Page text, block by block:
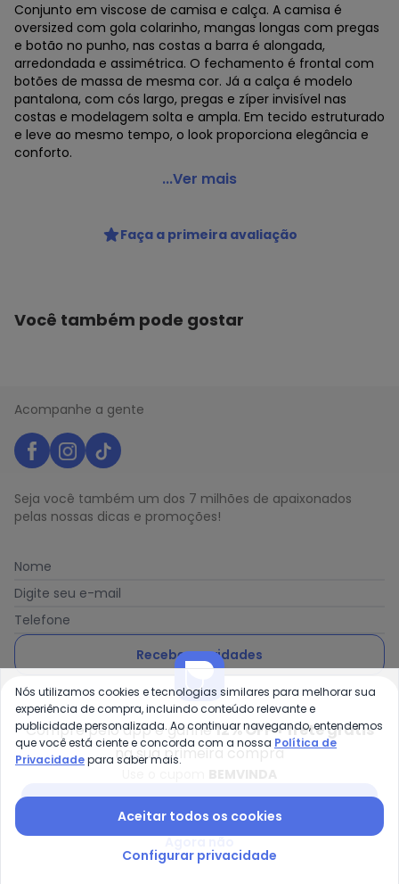
Conjunto em viscose de camisa e calça. A camisa é
oversized com gola colarinho, mangas longas com pregas
e botão no punho, nas costas a barra é alongada,
arredondada e assimétrica. O fechamento é frontal com
botões de massa de mesma cor. Já a calça é modelo
pantalona, com cós largo, pregas e zíper invisível nas
costas e modelagem solta e ampla. Em tecido estruturado
e leve ao mesmo tempo, o look proporciona elegância e
conforto.
Susie Modas - Conjunto Camisa e Calça Viscose
Código do produto: 22717906
...Ver mais
Faça a primeira avaliação
Você também pode gostar
Acompanhe a gente
Seja você também um dos 7 milhões de apaixonados
pelas nossas dicas e promoções!
Nome
Digite seu e-mail
Telefone
Receber novidades
Ao enviar o cadastro, você concorda com a nossa Política
de Privacidade
Posthaus é uma marca da Posthaus Ltda / CNPJ:
80.462.138/0001-41
Endereço: Rua Werner Duwe, 202 Bairro Badenfurt -
89.070-700 - Blumenau/SC
Compre pelo app e ganhe12% OFF + frete grátis
na sua primeira compra
Nós utilizamos cookies e tecnologias similares para melhorar sua
experiência de compra, incluindo conteúdo relevante e
publicidade personalizada. Ao continuar navegando, entendemos
que você está ciente e concorda com a nossa Política de
Privacidadepara saber mais.
Aceitar todos os cookies
Configurar privacidade